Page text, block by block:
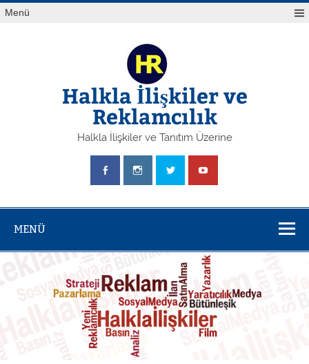
Skip
toMenü
Halkla İlişkiler ve
Reklamcılık
Halkla İlişkiler ve Tanıtım Üzerine
MENÜ